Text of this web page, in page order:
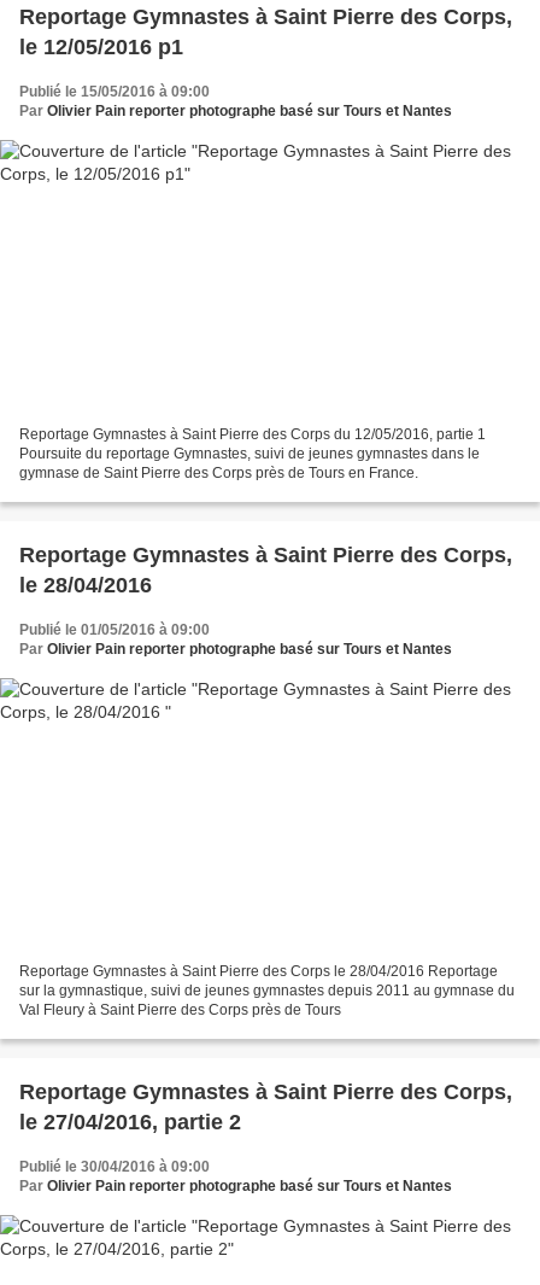
Reportage Gymnastes à Saint Pierre des Corps,
le 12/05/2016 p1
Publié le 15/05/2016 à 09:00
Par Olivier Pain reporter photographe basé sur Tours et Nantes
Reportage Gymnastes à Saint Pierre des Corps du 12/05/2016, partie 1
Poursuite du reportage Gymnastes, suivi de jeunes gymnastes dans le
gymnase de Saint Pierre des Corps près de Tours en France.
Reportage Gymnastes à Saint Pierre des Corps,
le 28/04/2016
Publié le 01/05/2016 à 09:00
Par Olivier Pain reporter photographe basé sur Tours et Nantes
Reportage Gymnastes à Saint Pierre des Corps le 28/04/2016 Reportage
sur la gymnastique, suivi de jeunes gymnastes depuis 2011 au gymnase du
Val Fleury à Saint Pierre des Corps près de Tours
Reportage Gymnastes à Saint Pierre des Corps,
le 27/04/2016, partie 2
Publié le 30/04/2016 à 09:00
Par Olivier Pain reporter photographe basé sur Tours et Nantes